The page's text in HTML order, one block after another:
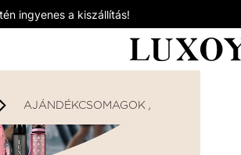
ingyenes a kiszállítás!
AJÁNDÉKCSOMAGOK /